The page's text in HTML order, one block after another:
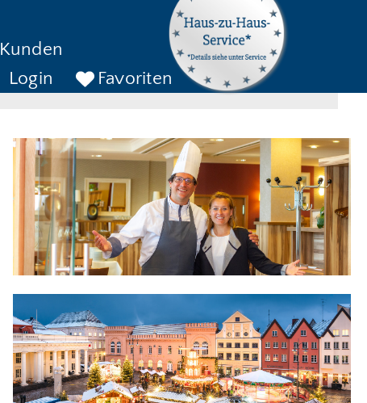
Kunden
Login
Favoriten
Rückreise bis SUCHEN